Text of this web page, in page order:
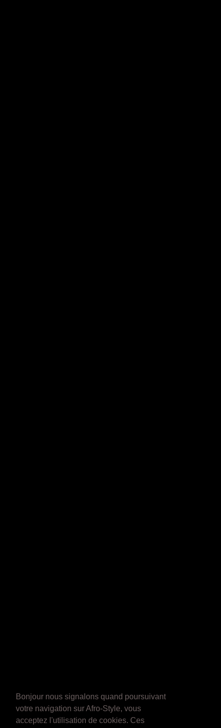
Bonjour nous signalons quand poursuivant
votre navigation sur Afro-Style, vous
acceptez l'utilisation de cookies. Ces